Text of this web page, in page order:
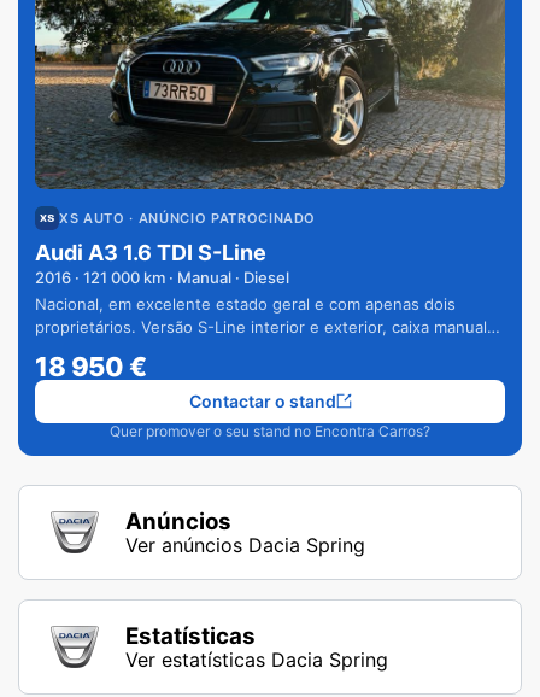
XS AUTO · ANÚNCIO PATROCINADO
Audi A3 1.6 TDI S-Line
2016 · 121 000 km · Manual · Diesel
Nacional, em excelente estado geral e com apenas dois
proprietários. Versão S-Line interior e exterior, caixa manual
18 950€
Quer promover o seu stand no Encontra Carros?
Contactar o stand
Anúncios
Ver anúncios Dacia Spring
Estatísticas
Ver estatísticas Dacia Spring